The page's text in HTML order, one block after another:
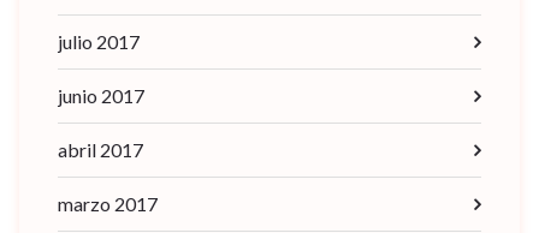
julio 2017
junio 2017
abril 2017
marzo 2017